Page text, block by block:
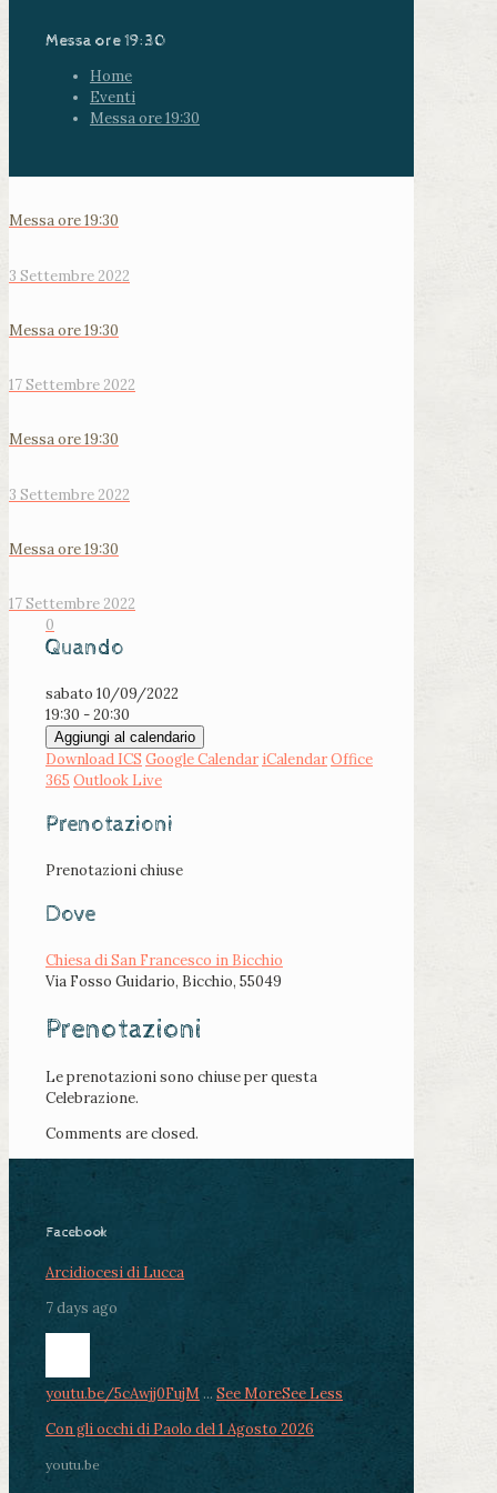
Messa ore 19:30
Home
Eventi
Messa ore 19:30
Messa ore 19:30
3 Settembre 2022
Messa ore 19:30
17 Settembre 2022
Messa ore 19:30
3 Settembre 2022
Messa ore 19:30
17 Settembre 2022
0
Quando
sabato 10/09/2022
19:30 - 20:30
Aggiungi al calendario
Download ICS Google Calendar iCalendarOffice
365 Outlook Live
Prenotazioni
Prenotazioni chiuse
Dove
Chiesa di San Francesco in Bicchio
Via Fosso Guidario, Bicchio, 55049
Prenotazioni
Le prenotazioni sono chiuse per questa
Celebrazione.
Comments are closed.
Facebook
Arcidiocesi di Lucca
7 days ago
youtu.be/5cAwjj0FujM ... See MoreSee Less
Con gli occhi di Paolo del 1 Agosto 2026
youtu.be